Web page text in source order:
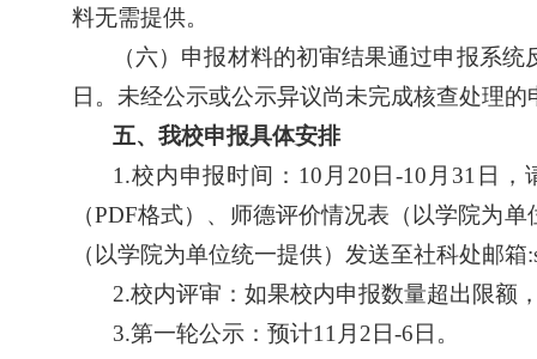
料无需提供。
（六）申报材料的初审结果通过申报系
日。未经公示或公示异议尚未完成核查处理
五、我校申报具体安排
1.校内申报时间： 10 月 20 日-10 月 31 日，
（PDF格式）、师德评价情况表（以学院为
（以学院为单位统一提供）发送至社科处邮箱
2.校内评审：如果校内申报数量超出限额
3.第一轮公示：预计11 月 2 日-6 日。